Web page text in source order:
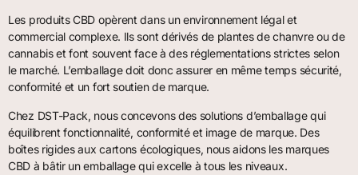
Les produits CBD opèrent dans un environnement légal et
commercial complexe. Ils sont dérivés de plantes de chanvre ou de
cannabis et font souvent face à des réglementations strictes selon
le marché. L’emballage doit donc assurer en même temps sécurité,
conformité et un fort soutien de marque.
Chez DST-Pack, nous concevons des solutions d’emballage qui
équilibrent fonctionnalité, conformité et image de marque. Des
boîtes rigides aux cartons écologiques, nous aidons les marques
CBD à bâtir un emballage qui excelle à tous les niveaux.